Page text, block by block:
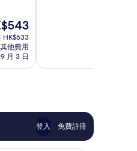
HK$633
他費用
月 3 日
美，
價
篇
評
價
登入 免費註冊